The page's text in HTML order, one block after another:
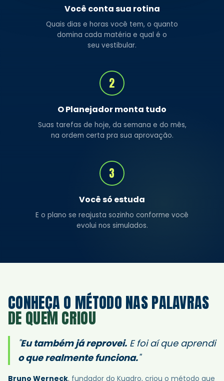
Você conta sua rotina
Quais dias e horas você tem, o quanto
domina cada matéria e qual é o
seu vestibular.
2
O Planejador monta tudo
Suas tarefas de hoje, da semana e do mês,
na ordem certa pra sua aprovação.
3
Você só estuda
E o plano se reajusta sozinho conforme você
evolui nos simulados.
CONHEÇA O MÉTODO NAS PALAVRAS
DE QUEM CRIOU
"Eu também já reprovei. E foi aí que aprendi
o que realmente funciona."
Bruno Werneck, fundador do Kuadro, criou o método que